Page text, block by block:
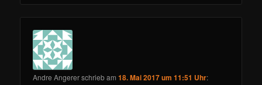
Andre Angererschriebam18. Mai 2017 um 11:51 Uhr: